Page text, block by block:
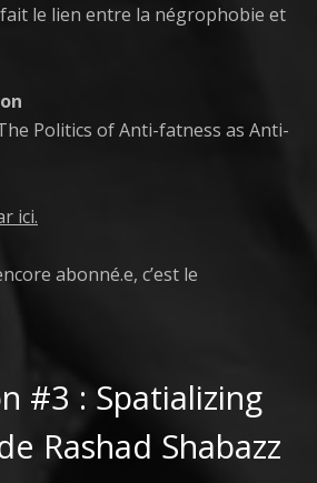
le lien entre la négrophobie et
Politics of Anti-fatness as Anti-
ici.
abonné.e, c’est le
#3 : Spatializing
Rashad Shabazz